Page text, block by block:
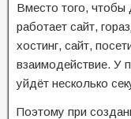
Вместо того, чтобы
работает сайт,
хостинг, сайт,
взаимодействие. У
уйдёт несколько
Поэтому при